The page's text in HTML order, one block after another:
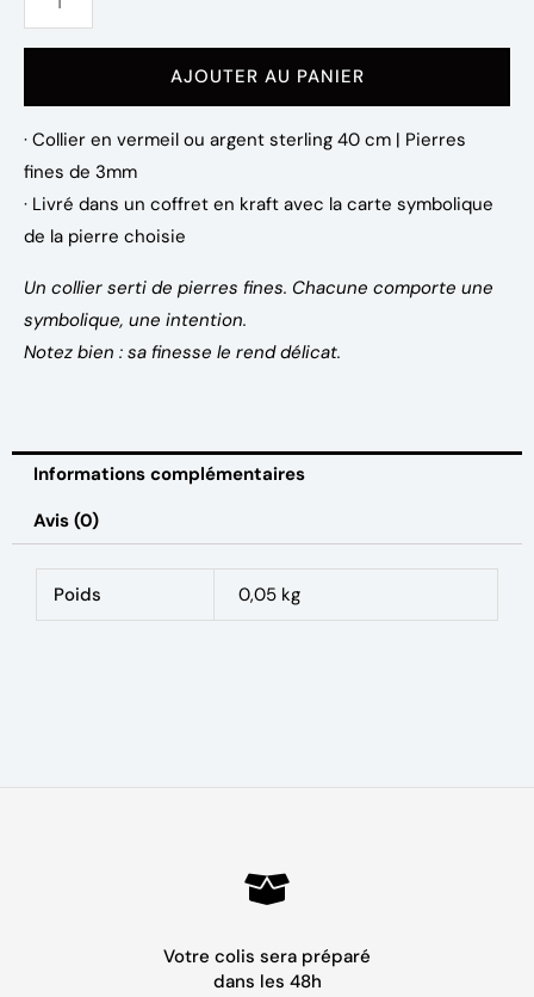
COLLIER
PIERRE
AJOUTER AU PANIER
· Collier en vermeil ou argent sterling 40 cm | Pierres
fines de 3mm
· Livré dans un coffret en kraft avec la carte symbolique
de la pierre choisie
Un collier serti de pierres fines. Chacune comporte une
symbolique, une intention.
Notez bien : sa finesse le rend délicat.
Informations complémentaires
Avis (0)
Poids 0,05 kg
Votre colis sera préparé
dans les 48h